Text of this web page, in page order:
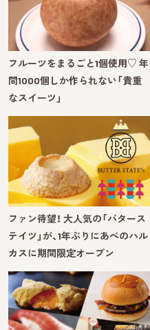
フルーツをまるごと1個使用♡ 年
間1000個しか作られない「貴重
なスイーツ」
ファン待望！ 大人気の「バタース
テイツ」が、1年ぶりにあべのハル
カスに期間限定オープン